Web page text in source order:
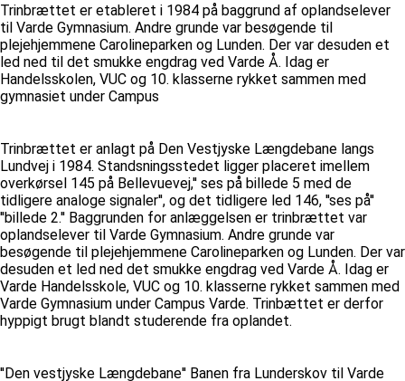
Trinbrættet er etableret i 1984 på baggrund af oplandselever
til Varde Gymnasium. Andre grunde var besøgende til
plejehjemmene Carolineparken og Lunden. Der var desuden et
led ned til det smukke engdrag ved Varde Å. Idag er
Handelsskolen, VUC og 10. klasserne rykket sammen med
gymnasiet under Campus
Trinbrættet er anlagt på Den Vestjyske Længdebane langs
Lundvej i 1984. Standsningsstedet ligger placeret imellem
overkørsel 145 på Bellevuevej,'' ses på billede 5 med de
tidligere analoge signaler'', og det tidligere led 146, ''ses på''
''billede 2.'' Baggrunden for anlæggelsen er trinbrættet var
oplandselever til Varde Gymnasium. Andre grunde var
besøgende til plejehjemmene Carolineparken og Lunden. Der var
desuden et led ned det smukke engdrag ved Varde Å. Idag er
Varde Handelsskole, VUC og 10. klasserne rykket sammen med
Varde Gymnasium under Campus Varde. Trinbættet er derfor
hyppigt brugt blandt studerende fra oplandet.
''Den vestjyske Længdebane'' Banen fra Lunderskov til Varde